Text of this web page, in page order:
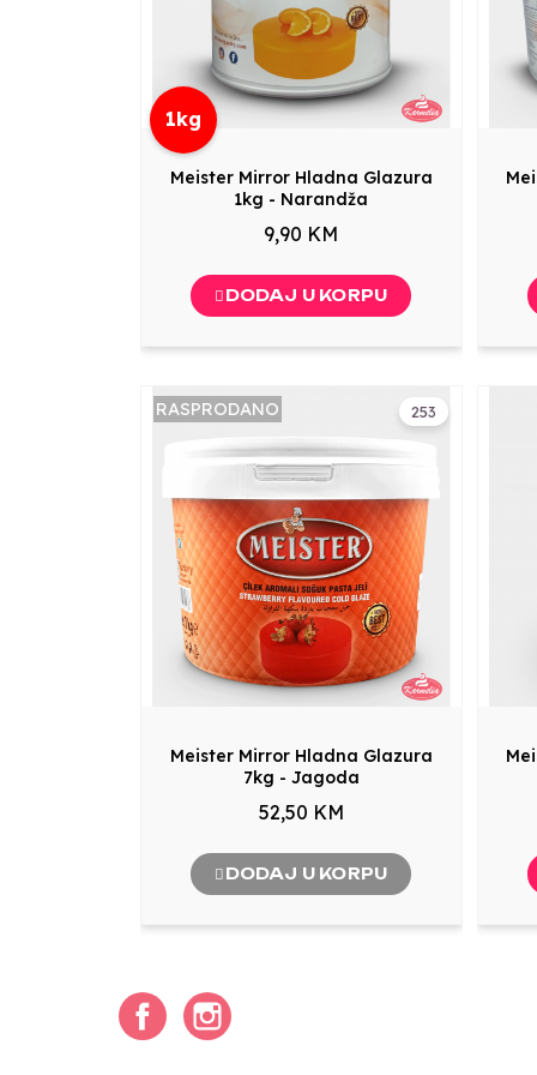
1kg
Meister Mirror Hladna Glazura
1kg - Narandža
9,90 KM
DODAJ U KORPU
253
RASPRODANO
Meister Mirror Hladna Glazura
7kg - Jagoda
52,50 KM
DODAJ U KORPU
Facebook